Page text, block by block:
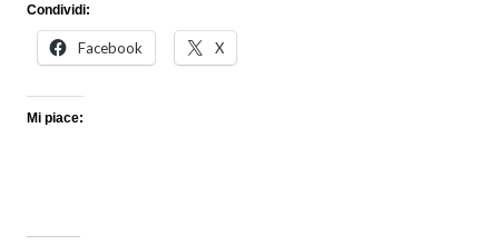
Condividi:
Facebook X
Mi piace: